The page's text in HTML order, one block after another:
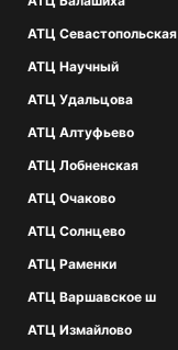
АТЦ Севастопольская
АТЦ Научный
АТЦ Удальцова
АТЦ Алтуфьево
АТЦ Лобненская
АТЦ Очаково
АТЦ Солнцево
АТЦ Раменки
АТЦ Варшавское ш
АТЦ Измайлово